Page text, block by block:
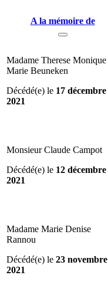
A la mémoire de
Madame Therese Monique
Marie Beuneken
Décédé(e) le 17 décembre
2021
Monsieur Claude Campot
Décédé(e) le 12 décembre
2021
Madame Marie Denise
Rannou
Décédé(e) le 23 novembre
2021